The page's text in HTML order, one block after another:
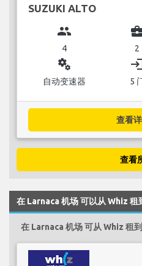
SUZUKI ALTO
group
4 2
miscellaneous_services
自动变速器 5
查看
查看
在 Larnaca 机场 可以从 Whiz 租
在 Larnaca 机场 可从 Whiz 租